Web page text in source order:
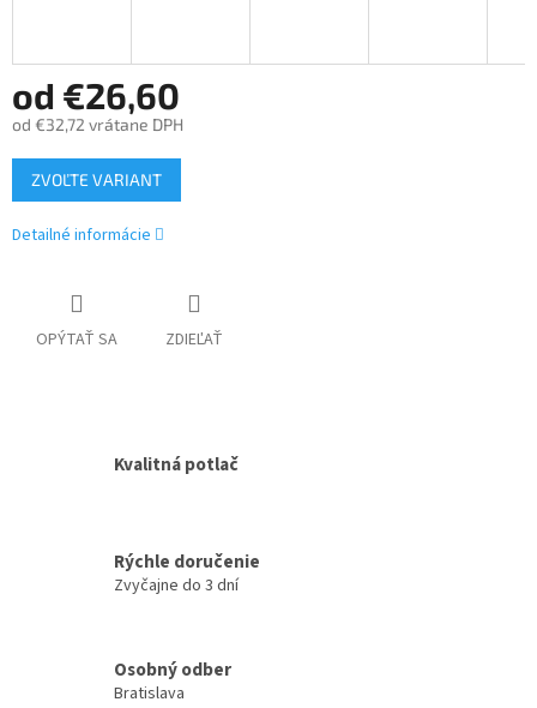
od €26,60
od €32,72 vrátane DPH
Jednotková
cena:
ZVOĽTE VARIANT
Detailné informácie
OPÝTAŤ SA ZDIEĽAŤ
Kvalitná potlač
Rýchle doručenie
Zvyčajne do 3 dní
Osobný odber
Bratislava